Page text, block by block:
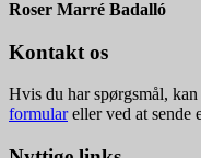
Roser Marré Badalló
Kontakt os
Hvis du har spørgsmål,
formulareller ved at sende